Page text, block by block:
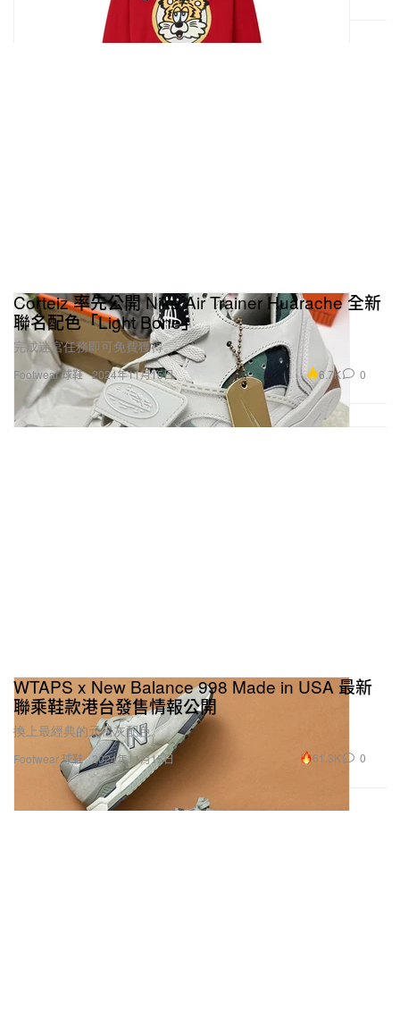
Footwear 球鞋
Corteiz 率先公開 Nike Air Trainer Huarache 全新
聯名配色「Light Bone」
完成迷宮任務即可免費獲得。
2024年11月15日 6.7K 0
Footwear 球鞋
WTAPS x New Balance 998 Made in USA 最新
聯乘鞋款港台發售情報公開
換上最經典的元祖灰配色。
2024年11月15日 61.3K 0